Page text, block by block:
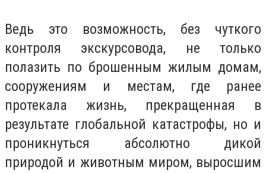
Ведь это возможность, без чуткого
контроля экскурсовода, не только
полазить по брошенным жилым домам,
сооружениям и местам, где ранее
протекала жизнь, прекращенная в
результате глобальной катастрофы, но и
проникнуться абсолютно дикой
природой и животным миром, выросшим